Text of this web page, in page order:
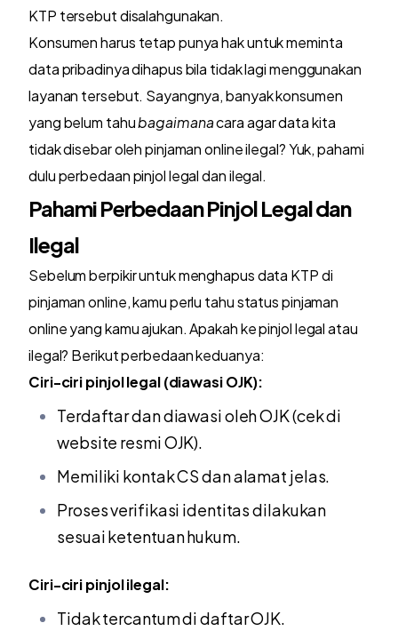
KTP tersebut disalahgunakan.
Konsumen harus tetap punya hak untuk meminta
data pribadinya dihapus bila tidak lagi menggunakan
layanan tersebut. Sayangnya, banyak konsumen
yang belum tahubagaimanacara agar data kita
tidak disebar oleh pinjaman online ilegal? Yuk, pahami
dulu perbedaan pinjol legal dan ilegal.
Pahami Perbedaan Pinjol Legal dan
Ilegal
Sebelum berpikir untuk menghapus data KTP di
pinjaman online, kamu perlu tahu status pinjaman
online yang kamu ajukan. Apakah ke pinjol legal atau
ilegal? Berikut perbedaan keduanya:
Ciri-ciri pinjol legal (diawasi OJK):
Terdaftar dan diawasi oleh OJK (cek di
website resmi OJK).
Memiliki kontak CS dan alamat jelas.
Proses verifikasi identitas dilakukan
sesuai ketentuan hukum.
Ciri-ciri pinjol ilegal:
Tidak tercantum di daftar OJK.